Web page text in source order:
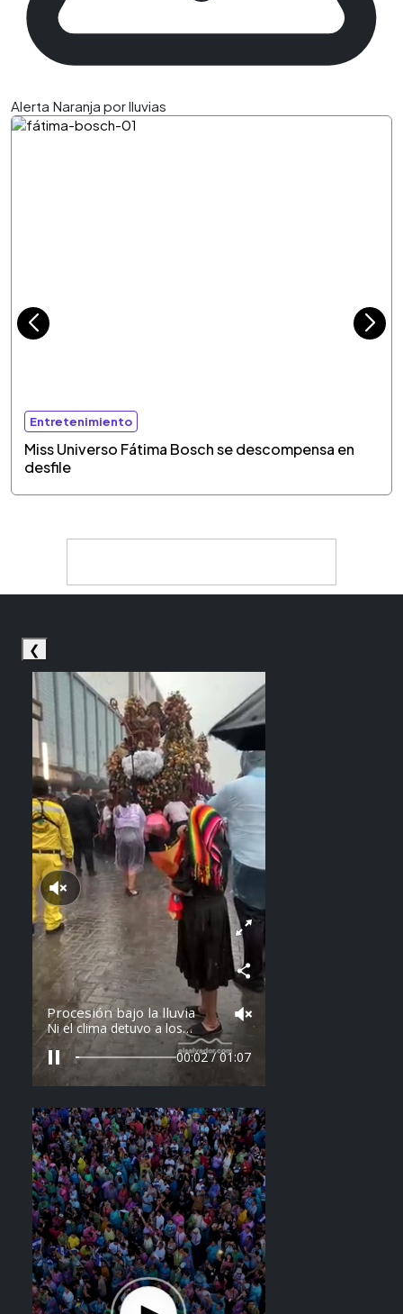
Alerta Naranja por lluvias
Entretenimiento
Miss Universo Fátima Bosch se descompensa en
desfile
❮
Reproducir sonido
Procesión bajo la lluvia
Ni el clima detuvo a los
feligreses en el recorrido del
Divino Salvador del Mundo.
Vídeo: elsalvador.com /
Steven Anzora
00:04 / 01:07